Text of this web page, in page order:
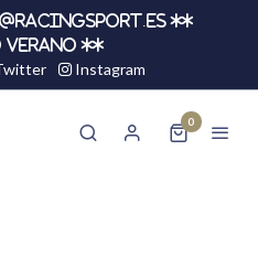
**
VERANO **
Instagram
0